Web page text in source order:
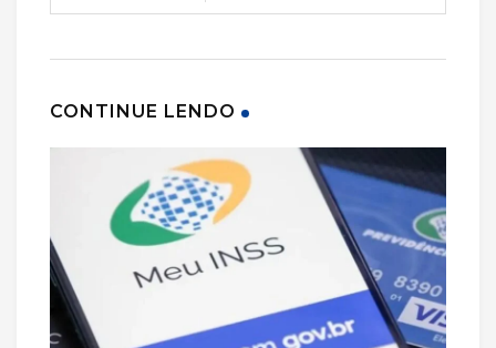
CONTINUE LENDO